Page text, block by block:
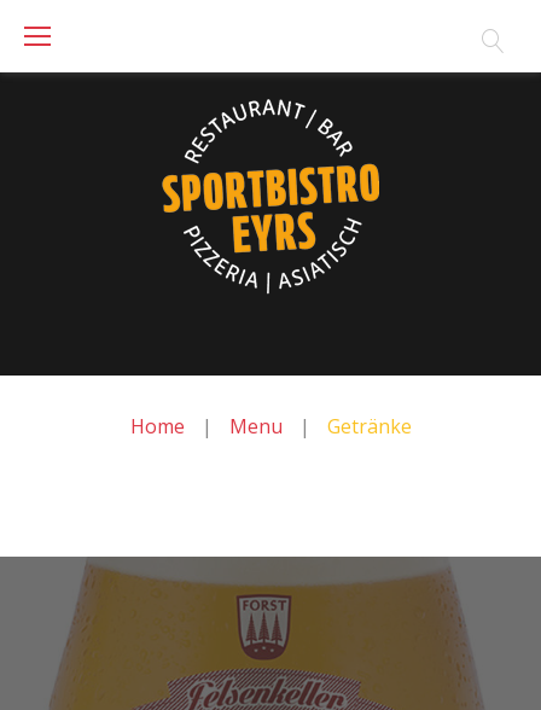
Skip
to
Home | Menu | Getränke